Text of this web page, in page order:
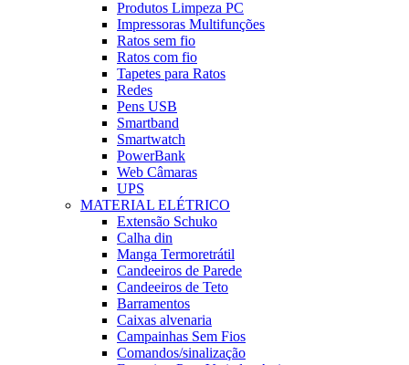
Produtos Limpeza PC
Impressoras Multifunções
Ratos sem fio
Ratos com fio
Tapetes para Ratos
Redes
Pens USB
Smartband
Smartwatch
PowerBank
Web Câmaras
UPS
MATERIAL ELÉTRICO
Extensão Schuko
Calha din
Manga Termoretrátil
Candeeiros de Parede
Candeeiros de Teto
Barramentos
Caixas alvenaria
Campainhas Sem Fios
Comandos/sinalização